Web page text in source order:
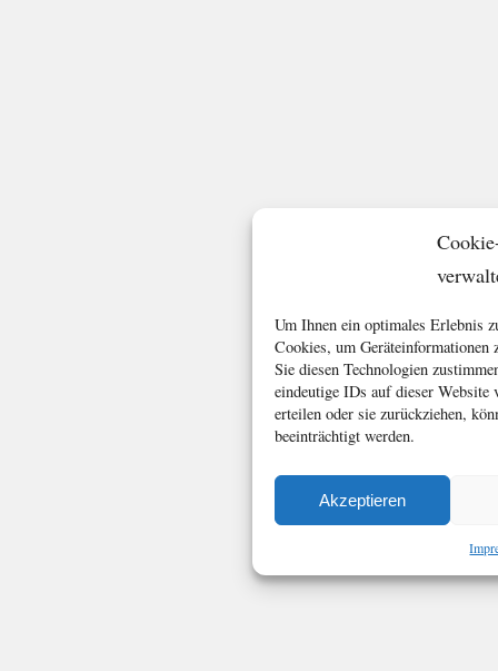
Um Ihnen ein optimales Erlebnis
Cookies, um Geräteinformationen
Sie diesen Technologien
eindeutige IDs auf dieser
erteilen oder sie zurückziehen,
beeinträchtigt werden.
Akzeptieren